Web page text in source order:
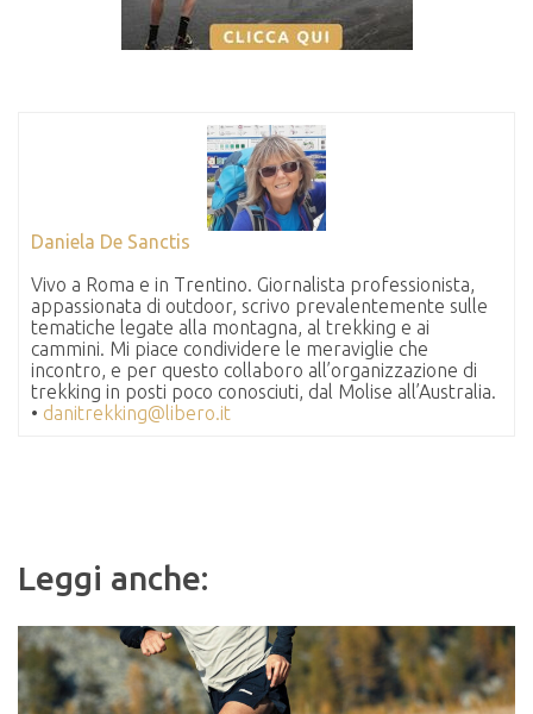
Daniela De Sanctis
Vivo a Roma e in Trentino. Giornalista professionista,
appassionata di outdoor, scrivo prevalentemente sulle
tematiche legate alla montagna, al trekking e ai
cammini. Mi piace condividere le meraviglie che
incontro, e per questo collaboro all’organizzazione di
trekking in posti poco conosciuti, dal Molise all’Australia.
• danitrekking@libero.it
Leggi anche: